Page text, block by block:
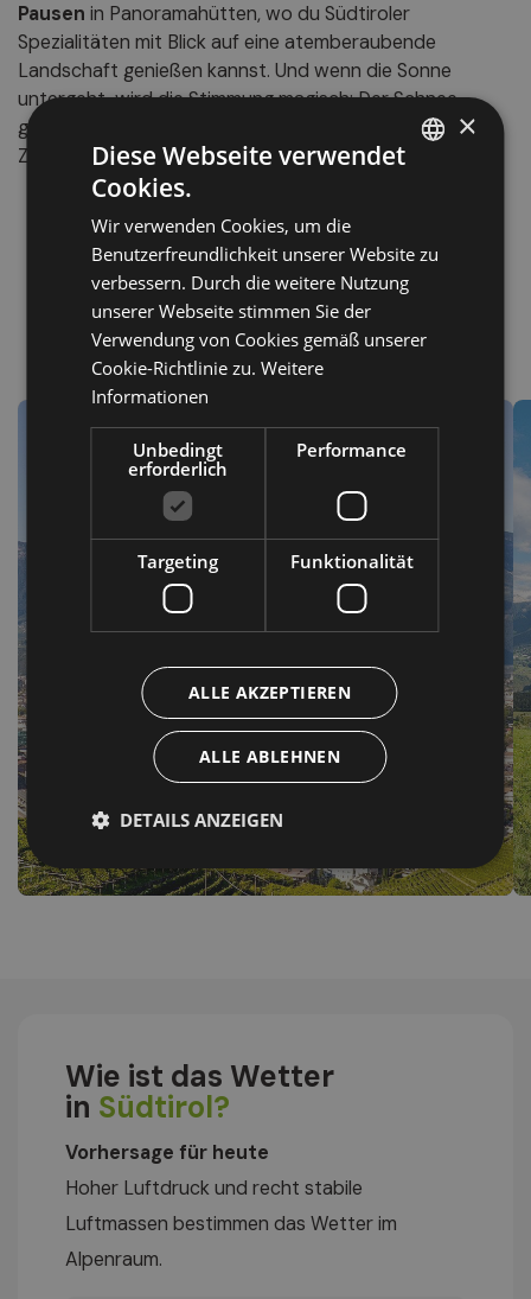
Pausen in Panoramahütten, wo du Südtiroler
Spezialitäten mit Blick auf eine atemberaubende
Landschaft genießen kannst. Und wenn die Sonne
untergeht, wird die Stimmung magisch: Der Schnee
glitzert, die Stille des Tals umhüllt jeden Schritt und die
Zeit scheint stillzustehen.
Bozen
Wie ist das Wetter
in Südtirol?
Vorhersage für heute
Hoher Luftdruck und recht stabile
Luftmassen bestimmen das Wetter im
Alpenraum.
×
Diese Webseite verwendet
Cookies.
Wir verwenden Cookies, um die
Benutzerfreundlichkeit unserer Website zu
verbessern. Durch die weitere Nutzung
unserer Webseite stimmen Sie der
Verwendung von Cookies gemäß unserer
Cookie-Richtlinie zu. Weitere
Informationen
Unbedingt
erforderlich
Performance
Targeting Funktionalität
ALLE AKZEPTIEREN
ALLE ABLEHNEN
DETAILS ANZEIGEN